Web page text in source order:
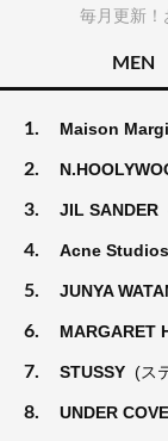
毎月更新！
MEN
1. Maison
2.
3. JIL SANDER
4. Acne Studios
5. JUNYA
6. MARGARET
7. STUSSY (ス
8. UNDER